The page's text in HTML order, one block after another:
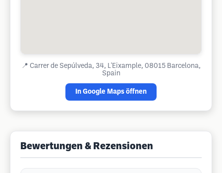
📍 Carrer de Sepúlveda, 34, L'Eixample, 08015 Barcelona,
Spain
In Google Maps öffnen
Bewertungen & Rezensionen